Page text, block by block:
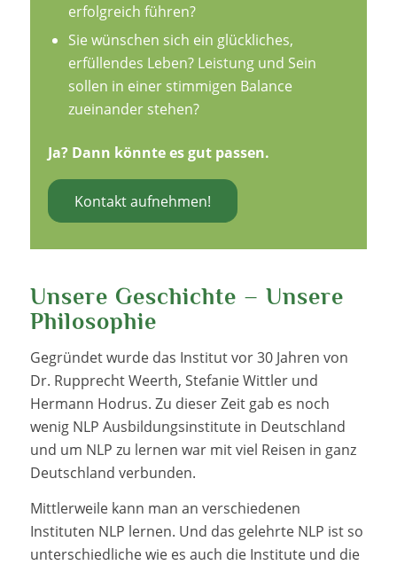
erfolgreich führen?
Sie wünschen sich ein glückliches,
erfüllendes Leben? Leistung und Sein
sollen in einer stimmigen Balance
zueinander stehen?
Ja? Dann könnte es gut passen.
Kontakt aufnehmen!
Unsere Geschichte – Unsere
Philosophie
Gegründet wurde das Institut vor 30 Jahren von
Dr. Rupprecht Weerth, Stefanie Wittler und
Hermann Hodrus. Zu dieser Zeit gab es noch
wenig NLP Ausbildungsinstitute in Deutschland
und um NLP zu lernen war mit viel Reisen in ganz
Deutschland verbunden.
Mittlerweile kann man an verschiedenen
Instituten NLP lernen. Und das gelehrte NLP ist so
unterschiedliche wie es auch die Institute und die